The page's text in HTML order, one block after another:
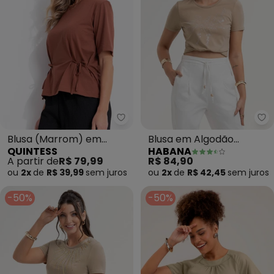
Quintess - Blusa (Marrom) em
Blusa (Marrom) em
Malha de Algodão
QUINTESS
A partir deR$ 79,99
ou 2x de R$ 39,99 sem juros
Blusa em Algodão
(Marrom)
HABANA
R$ 84,90
ou 2x de R$ 42,45 sem juros
-50% -50%